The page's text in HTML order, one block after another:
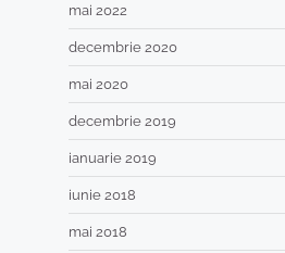
mai 2022
decembrie 2020
mai 2020
decembrie 2019
ianuarie 2019
iunie 2018
mai 2018